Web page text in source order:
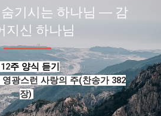
기시는 하나님 ― 감
지신 하나님
12주 양식 듣기
영광스런 사랑의 주(찬송가 382
장)